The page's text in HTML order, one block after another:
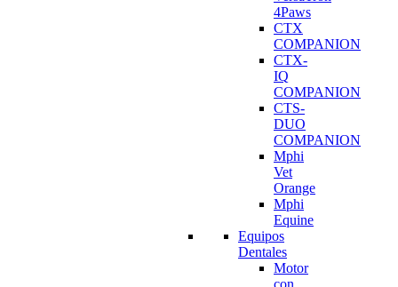
4Paws
CTX
COMPANION
CTX-
IQ
COMPANION
CTS-
DUO
COMPANION
Mphi
Vet
Orange
Mphi
Equine
Equipos
Dentales
Motor
con